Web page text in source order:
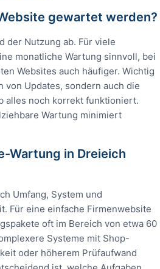
gewartet werden?
der Nutzung ab. Für viele
monatliche Wartung sinnvoll, bei
Websites auch häufiger. Wichtig
von Updates, sondern auch die
alles noch korrekt funktioniert.
Wartung minimiert
Wartung in Dreieich
Umfang, System und
Für eine einfache Firmenwebsite
oft im Bereich von etwa 60
Systeme mit Shop-
oder höherem Prüfaufwand